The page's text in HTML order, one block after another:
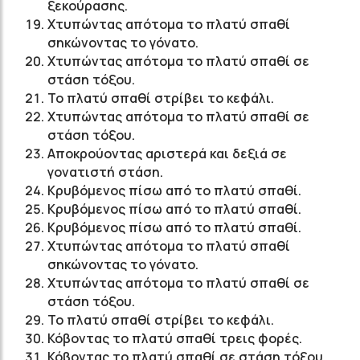
ξεκούρασης.
Χτυπώντας απότομα το πλατύ σπαθί
σηκώνοντας το γόνατο.
Χτυπώντας απότομα το πλατύ σπαθί σε
στάση τόξου.
Το πλατύ σπαθί στρίβει το κεφάλι.
Χτυπώντας απότομα το πλατύ σπαθί σε
στάση τόξου.
Αποκρούοντας αριστερά και δεξιά σε
γονατιστή στάση.
Κρυβόμενος πίσω από το πλατύ σπαθί.
Κρυβόμενος πίσω από το πλατύ σπαθί.
Κρυβόμενος πίσω από το πλατύ σπαθί.
Χτυπώντας απότομα το πλατύ σπαθί
σηκώνοντας το γόνατο.
Χτυπώντας απότομα το πλατύ σπαθί σε
στάση τόξου.
Το πλατύ σπαθί στρίβει το κεφάλι.
Κόβοντας το πλατύ σπαθί τρεις φορές.